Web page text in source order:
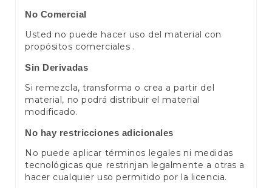
No Comercial
Usted no puede hacer uso del material con
propósitos comerciales .
Sin Derivadas
Si remezcla, transforma o crea a partir del
material, no podrá distribuir el material
modificado.
No hay restricciones adicionales
No puede aplicar términos legales ni medidas
tecnológicas que restrinjan legalmente a otras a
hacer cualquier uso permitido por la licencia.